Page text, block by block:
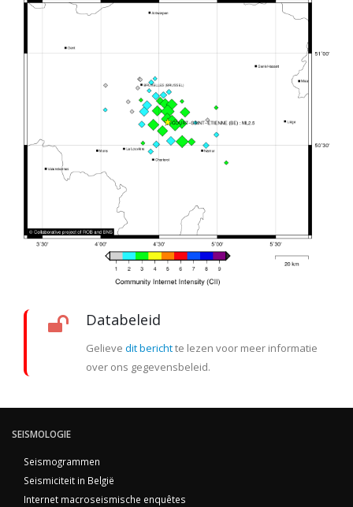
Databeleid
Gelieve dit berichtte lezen voor meer informatie
over ons gegevensbeleid.
SEISMOLOGIE
Seismogrammen
Seismiciteit in België
Internet macroseismische enquêtes